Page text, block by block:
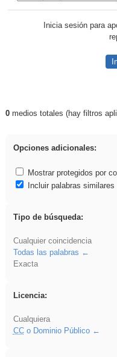
Inicia sesión para
Resultados de:
0medios totales (hay filtros
Opciones adicionales:
Mostrar protegidos por
Incluir palabras similares
Tipo de búsqueda:
Cualquier coincidencia
Todas las palabras
Exacta
Licencia:
Cualquiera
CCo Dominio Público